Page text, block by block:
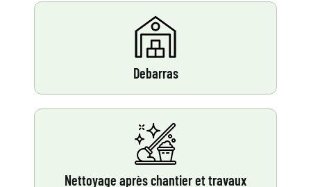
Debarras
Nettoyage après chantier et travaux